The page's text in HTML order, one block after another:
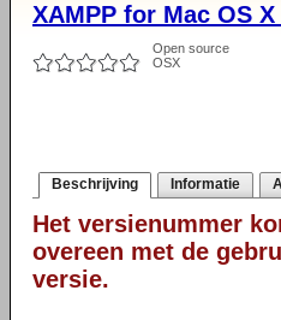
XAMPP for Mac OS X
Open source
OSX
Beschrijving Informatie
Het versienummer
overeen met de
versie.